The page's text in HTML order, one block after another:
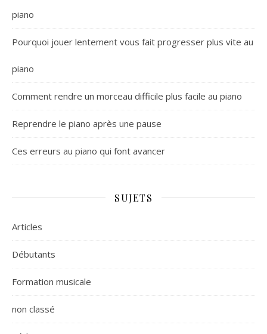
piano
Pourquoi jouer lentement vous fait progresser plus vite au
piano
Comment rendre un morceau difficile plus facile au piano
Reprendre le piano après une pause
Ces erreurs au piano qui font avancer
SUJETS
Articles
Débutants
Formation musicale
non classé